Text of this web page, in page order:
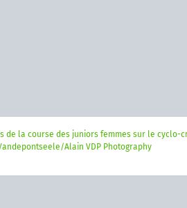
la course des juniors femmes sur le cyclo-
Alain VDP Photography